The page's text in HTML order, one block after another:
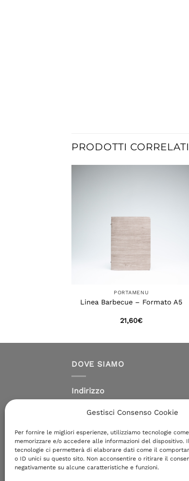
Gestisci Consenso Cookie
Per fornire le migliori esperienze, utilizziamo tecnologie
memorizzare e/o accedere alle informazioni del dispositivo.
tecnologie ci permetterà di elaborare dati come il
o ID unici su questo sito. Non acconsentire o ritirare il
negativamente su alcune caratteristiche e funzioni.
PRODOTTI CORRELATI
PORTAMENU
Linea Barbecue – Formato A5
21,60€
DOVE SIAMO
Indirizzo
20125 Milano (MI)
Orari
Lunedì / Venerdì
08:30 – 13:00 / 14:00 – 17:00